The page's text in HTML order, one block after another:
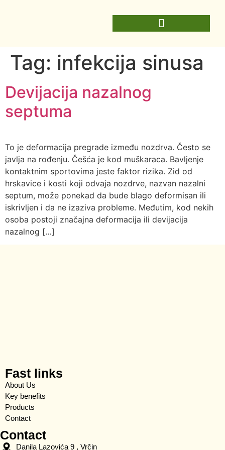
Tag: infekcija sinusa
Devijacija nazalnog
septuma
To je deformacija pregrade između nozdrva. Često se
javlja na rođenju. Češća je kod muškaraca. Bavljenje
kontaktnim sportovima jeste faktor rizika. Zid od
hrskavice i kosti koji odvaja nozdrve, nazvan nazalni
septum, može ponekad da bude blago deformisan ili
iskrivljen i da ne izaziva probleme. Međutim, kod nekih
osoba postoji značajna deformacija ili devijacija
nazalnog […]
Fast links
About Us
Key benefits
Products
Contact
Contact
Danila Lazovića 9 , Vrčin